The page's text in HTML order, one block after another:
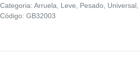
Categoria: Arruela, Leve, Pesado,
Código: GB32003